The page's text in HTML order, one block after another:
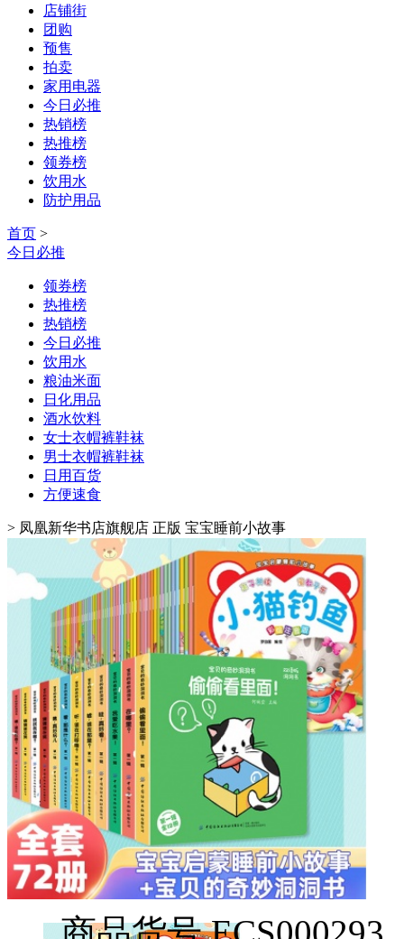
店铺街
团购
预售
拍卖
家用电器
今日必推
热销榜
热推榜
领券榜
饮用水
防护用品
首页 >
今日必推
领券榜
热推榜
热销榜
今日必推
饮用水
粮油米面
日化用品
酒水饮料
女士衣帽裤鞋袜
男士衣帽裤鞋袜
日用百货
方便速食
> 凤凰新华书店旗舰店 正版 宝宝睡前小故事